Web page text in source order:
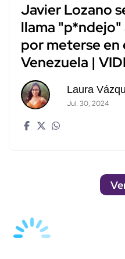
Javier Lozano
llama
por meterse en
Venezuela |
Laura
Jul. 30, 2024